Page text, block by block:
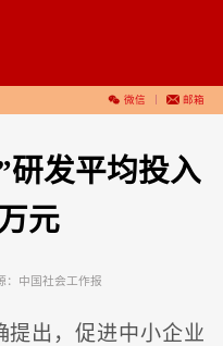
微信 邮箱
研发平均投入
元
： 中国社会工作报
提出，促进中小企业